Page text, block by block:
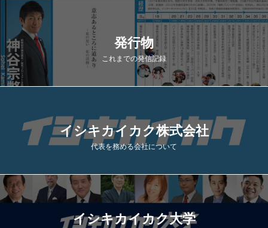
発行物
これまでの発信記録
イシキカイカク株式会社
代表を務める会社について
イシキカイカク大学